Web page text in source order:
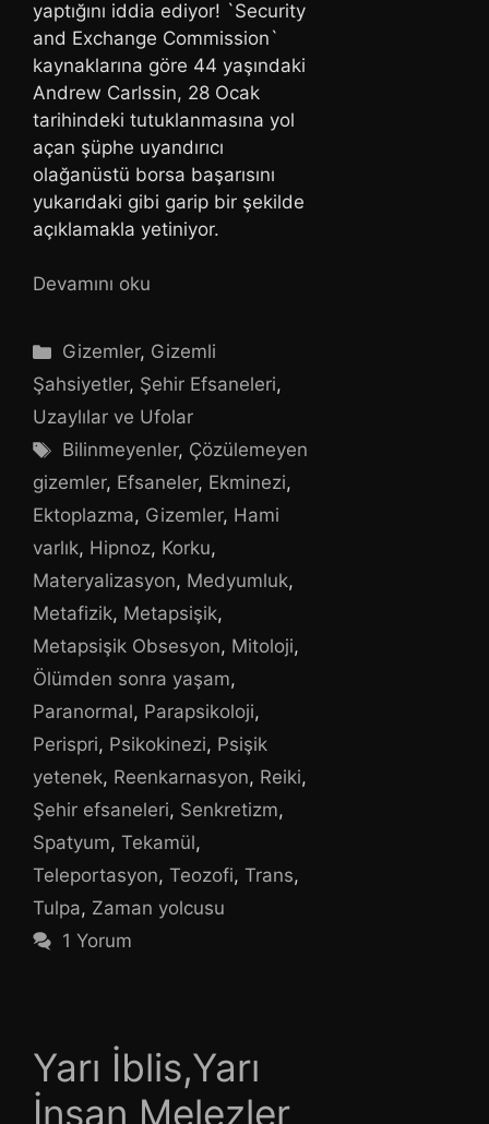
yaptığını iddia ediyor! `Security
and Exchange Commission`
kaynaklarına göre 44 yaşındaki
Andrew Carlssin, 28 Ocak
tarihindeki tutuklanmasına yol
açan şüphe uyandırıcı
olağanüstü borsa başarısını
yukarıdaki gibi garip bir şekilde
açıklamakla yetiniyor.
Devamını oku
Kategoriler
Gizemler, Gizemli
Şahsiyetler, Şehir Efsaneleri,
Uzaylılar ve Ufolar
Etiketler
Bilinmeyenler, Çözülemeyen
gizemler, Efsaneler, Ekminezi,
Ektoplazma, Gizemler, Hami
varlık, Hipnoz, Korku,
Materyalizasyon, Medyumluk,
Metafizik, Metapsişik,
Metapsişik Obsesyon, Mitoloji,
Ölümden sonra yaşam,
Paranormal, Parapsikoloji,
Perispri, Psikokinezi, Psişik
yetenek, Reenkarnasyon, Reiki,
Şehir efsaneleri, Senkretizm,
Spatyum, Tekamül,
Teleportasyon, Teozofi, Trans,
Tulpa, Zaman yolcusu
1 Yorum
Yarı İblis,Yarı
İnsan Melezler